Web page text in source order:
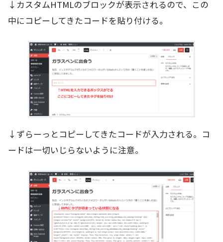
↓カスタムHTMLのブロックが表示されるので、この
中にコピーしてきたコードを貼り付ける。
↓ずらーっとコピーしてきたコードが入力される。コ
ードは一切いじらないように注意。